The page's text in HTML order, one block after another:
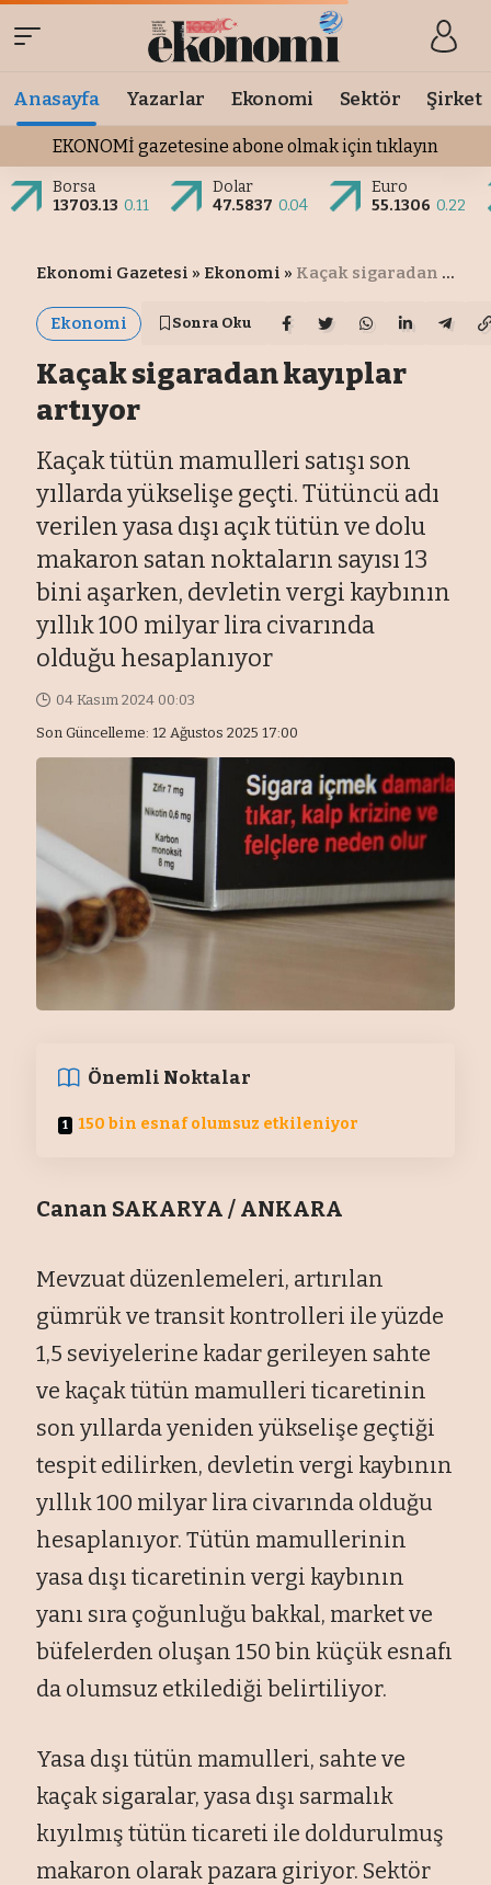
Anasayfa Yazarlar Ekonomi Sektör Şirket
EKONOMİ gazetesine abone olmak için tıklayın
Borsa
13703.13 0.11
Dolar
47.5837 0.04
Euro
55.1306 0.22
Ekonomi Gazetesi » Ekonomi » Kaçak sigaradan kayıplar artıyor
Ekonomi Sonra Oku
Kaçak sigaradan kayıplar
artıyor
Kaçak tütün mamulleri satışı son
yıllarda yükselişe geçti. Tütüncü adı
verilen yasa dışı açık tütün ve dolu
makaron satan noktaların sayısı 13
bini aşarken, devletin vergi kaybının
yıllık 100 milyar lira civarında
olduğu hesaplanıyor
Son Güncelleme: 12 Ağustos 2025 17:00
04 Kasım 2024 00:03
Önemli Noktalar
150 bin esnaf olumsuz etkileniyor
Canan SAKARYA / ANKARA
Mevzuat düzenlemeleri, artırılan
gümrük ve transit kontrolleri ile yüzde
1,5 seviyelerine kadar gerileyen sahte
ve kaçak tütün mamulleri ticaretinin
son yıllarda yeniden yükselişe geçtiği
tespit edilirken, devletin vergi kaybının
yıllık 100 milyar lira civarında olduğu
hesaplanıyor. Tütün mamullerinin
yasa dışı ticaretinin vergi kaybının
yanı sıra çoğunluğu bakkal, market ve
büfelerden oluşan 150 bin küçük esnafı
da olumsuz etkilediği belirtiliyor.
Yasa dışı tütün mamulleri, sahte ve
kaçak sigaralar, yasa dışı sarmalık
kıyılmış tütün ticareti ile doldurulmuş
makaron olarak pazara giriyor. Sektör